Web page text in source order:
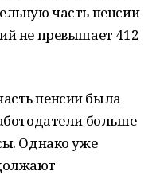
часть пенсии
не превышает 412
пенсии была
больше
Однако уже